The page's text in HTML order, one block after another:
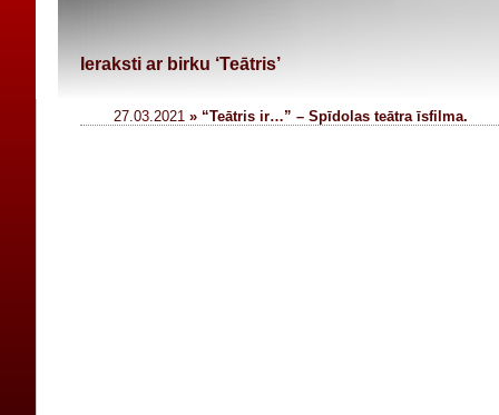
Ieraksti ar birku ‘Teātris’
27.03.2021» “Teātris ir…” – Spīdolas teātra īsfilma.